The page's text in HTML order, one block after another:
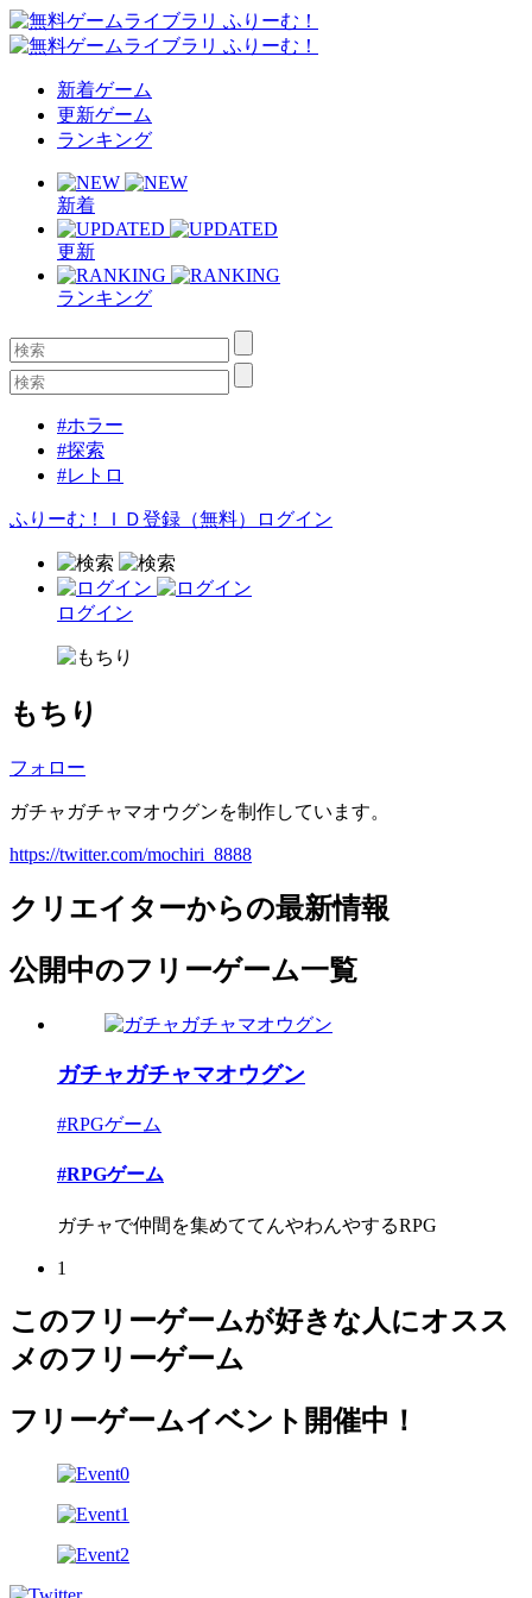
新着ゲーム
更新ゲーム
ランキング
新着
更新
ランキング
#ホラー
#探索
#レトロ
ふりーむ！ＩＤ登録（無料） ログイン
ログイン
もちり
フォロー
ガチャガチャマオウグンを制作しています。
https://twitter.com/mochiri_8888
クリエイターからの最新情報
公開中のフリーゲーム一覧
ガチャガチャマオウグン
#RPGゲーム
#RPGゲーム
ガチャで仲間を集めててんやわんやするRPG
1
このフリーゲームが好きな人にオスス
メのフリーゲーム
フリーゲームイベント開催中！